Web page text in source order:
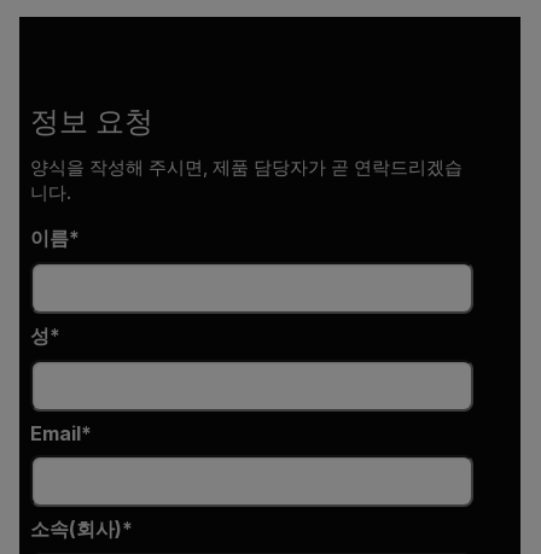
정보 요청
양식을 작성해 주시면, 제품 담당자가 곧 연락드리겠습
니다.
이름
성
Email
소속(회사)